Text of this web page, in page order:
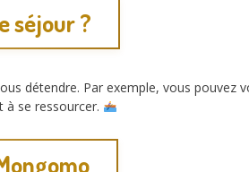
séjour ?
détendre. Par exemple, vous pouvez
à se ressourcer.